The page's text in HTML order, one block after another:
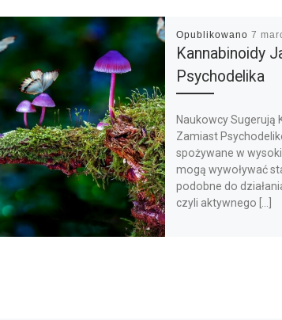
Opublikowano 7
Kannabinoidy
Psychodelika
Naukowcy Sugerują
Zamiast
spożywane w
mogą wywoływać
podobne do
czyli aktywnego […]